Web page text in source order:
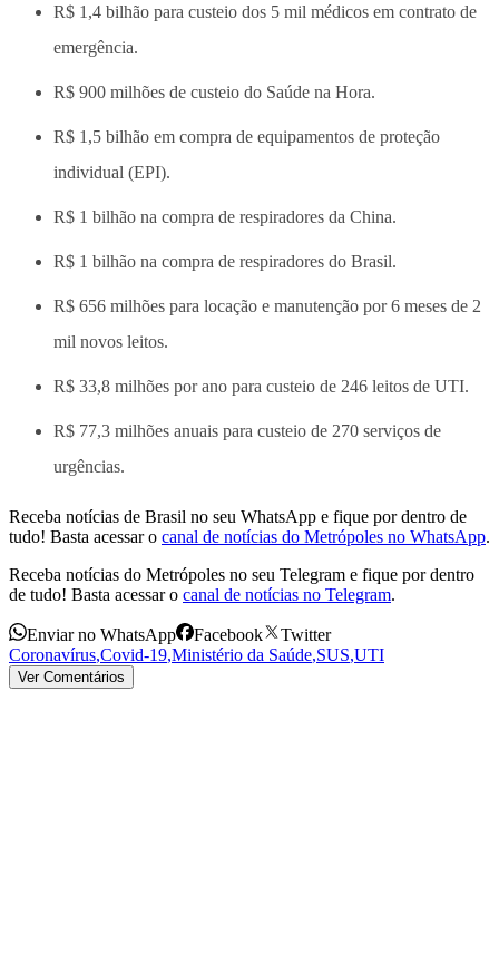
R$ 1,4 bilhão para custeio dos 5 mil médicos em contrato de
emergência.
R$ 900 milhões de custeio do Saúde na Hora.
R$ 1,5 bilhão em compra de equipamentos de proteção
individual (EPI).
R$ 1 bilhão na compra de respiradores da China.
R$ 1 bilhão na compra de respiradores do Brasil.
R$ 656 milhões para locação e manutenção por 6 meses de 2
mil novos leitos.
R$ 33,8 milhões por ano para custeio de 246 leitos de UTI.
R$ 77,3 milhões anuais para custeio de 270 serviços de
urgências.
Receba notícias de Brasil no seu WhatsApp e fique por dentro de
tudo! Basta acessar o canal de notícias do Metrópoles no WhatsApp.
Receba notícias do Metrópoles no seu Telegram e fique por dentro
de tudo! Basta acessar o canal de notícias no Telegram.
Enviar no WhatsApp Facebook
Twitter
Coronavírus,Covid-19,Ministério da Saúde,SUS,UTI
Ver Comentários